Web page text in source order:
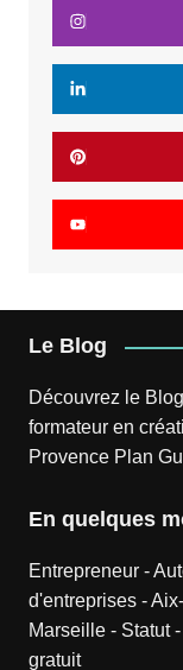
Le Blog
Découvrez le Blog
formateur en
Provence Plan
En quelques
Entrepreneur-
d'entreprises-
Marseille- Statut-
gratuit